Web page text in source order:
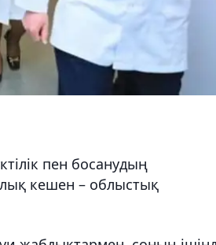
пен босанудың
кешен – облыстық